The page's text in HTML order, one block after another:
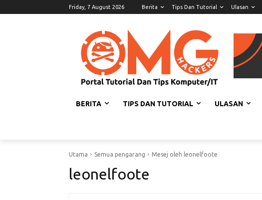
Friday, 7 August 2026 Berita Tips Dan Tutorial Ulasan
BERITA TIPS DAN TUTORIAL ULASAN
Utama Semua pengarang Mesej oleh leonelfoote
leonelfoote